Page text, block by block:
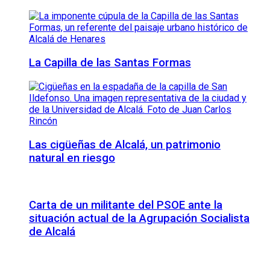
La Capilla de las Santas Formas
Las cigüeñas de Alcalá, un patrimonio
natural en riesgo
Carta de un militante del PSOE ante la
situación actual de la Agrupación Socialista
de Alcalá